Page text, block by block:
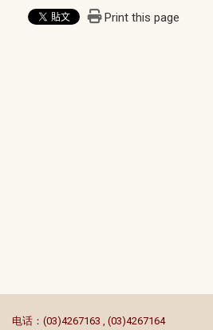
Print this page
电话：(03)4267163 , (03)4267164